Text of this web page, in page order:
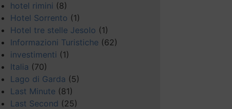
hotel rimini (8)
Hotel Sorrento (1)
Hotel tre stelle Jesolo (1)
Informazioni Turistiche (62)
investimenti (1)
Italia (70)
Lago di Garda (5)
Last Minute (81)
Last Second (25)